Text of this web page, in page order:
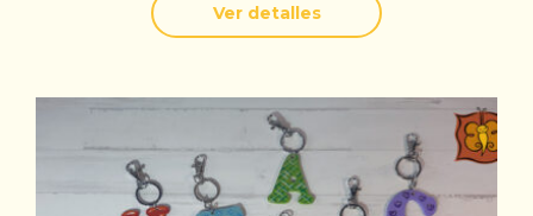
Ver detalles